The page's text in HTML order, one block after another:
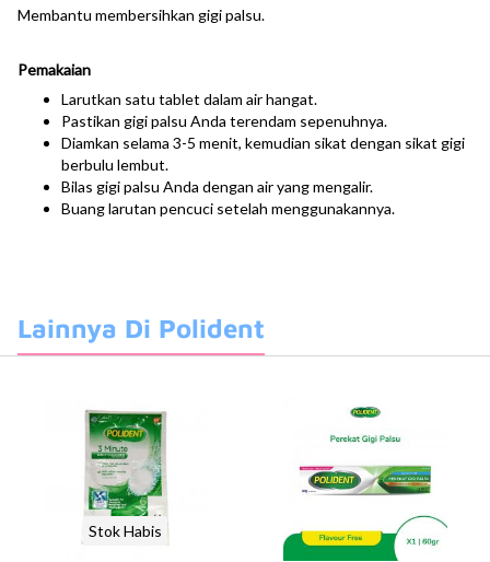
Membantu membersihkan gigi palsu.
Pemakaian
Larutkan satu tablet dalam air hangat.
Pastikan gigi palsu Anda terendam sepenuhnya.
Diamkan selama 3-5 menit, kemudian sikat dengan sikat gigi
berbulu lembut.
Bilas gigi palsu Anda dengan air yang mengalir.
Buang larutan pencuci setelah menggunakannya.
Lainnya Di Polident
Stok Habis